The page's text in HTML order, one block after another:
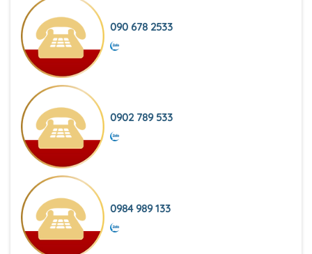
090 678 2533
0902 789 533
0984 989 133